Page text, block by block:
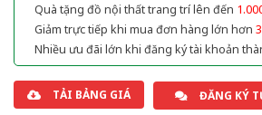
Quà tặng đồ nội thất trang trí lên đến
Giảm trực tiếp khi mua đơn hàng lớn hơn
Nhiều ưu đãi lớn khi đăng ký tài khoản
TẢI BẢNG GIÁ ĐĂNG KÝ